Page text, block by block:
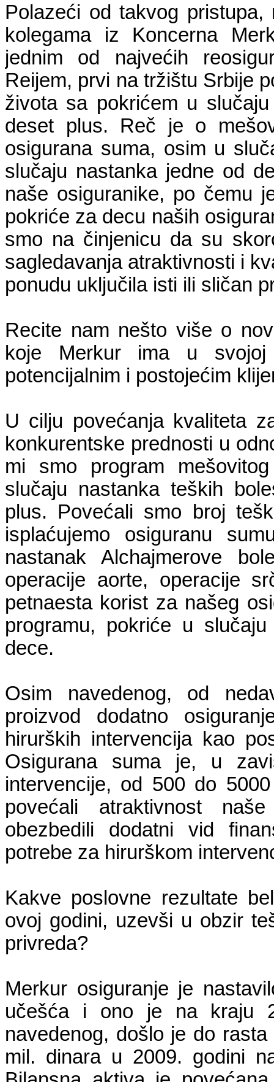
Polazeći od takvog
kolegama iz Koncerna
jednim od najvećih
Reijem, prvi na tržištu Srbije
života sa pokrićem u
deset plus. Reč je o
osigurana suma, osim u
slučaju nastanka jedne od
naše osiguranike, po čemu
pokriće za decu naših
smo na činjenicu da su
sagledavanja atraktivnosti i
ponudu uključila isti ili sličan
Recite nam nešto više o
koje Merkur ima u svojoj
potencijalnim i postojećim
U cilju povećanja kvaliteta
konkurentske prednosti u
mi smo program
slučaju nastanka teških
plus. Povećali smo broj
isplaćujemo osiguranu
nastanak Alchajmerove
operacije aorte, operacije
petnaesta korist za našeg
programu, pokriće u
dece.
Osim navedenog, od
proizvod dodatno
hirurških intervencija kao
Osigurana suma je, u
intervencije, od 500 do
povećali atraktivnost
obezbedili dodatni vid
potrebe za hirurškom
Kakve poslovne rezultate
ovoj godini, uzevši u obzir
privreda?
Merkur osiguranje je
učešća i ono je na kraju
navedenog, došlo je do
mil. dinara u 2009. godini